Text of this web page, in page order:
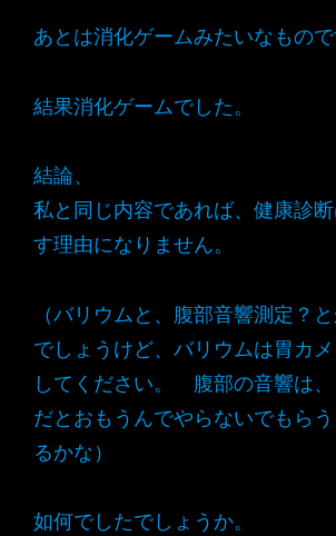
あとは消化ゲームみたいなもので
結果消化ゲームでした。
結論、
私と同じ内容であれば、健康診
す理由になりません。
（バリウムと、腹部音響測定？
でしょうけど、バリウムは胃カ
してください。 腹部の音響は
だとおもうんでやらないでもら
るかな）
如何でしたでしょうか。